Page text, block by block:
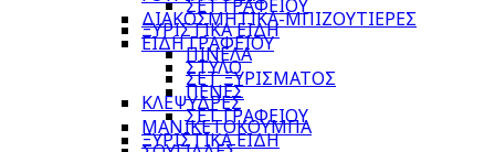
ΣΕΤ ΓΡΑΦΕΙΟΥ
ΞΥΡΙΣΤΙΚΑ ΕΙΔΗ
ΠΙΝΕΛΑ
ΣΕΤ ΞΥΡΙΣΜΑΤΟΣ
ΚΛΕΨΥΔΡΕΣ
ΜΑΝΙΚΕΤΟΚΟΥΜΠΑ
ΔΙΑΚΟΣΜΗΤΙΚΑ-ΜΠΙΖΟΥΤΙΕΡΕΣ
ΕΙΔΗ ΓΡΑΦΕΙΟΥ
ΣΤΥΛΟ
ΠΕΝΕΣ
ΣΕΤ ΓΡΑΦΕΙΟΥ
ΞΥΡΙΣΤΙΚΑ ΕΙΔΗ